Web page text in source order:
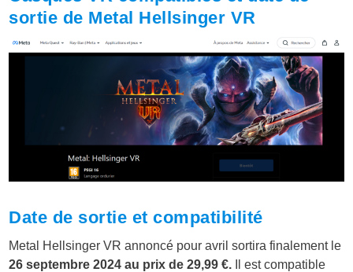
sortie de Metal Hellsinger VR
Date de sortie et compatibilité
Metal Hellsinger VR annoncé pour avril sortira finalement le
26 septembre 2024 au prix de 29,99 €. Il est compatible